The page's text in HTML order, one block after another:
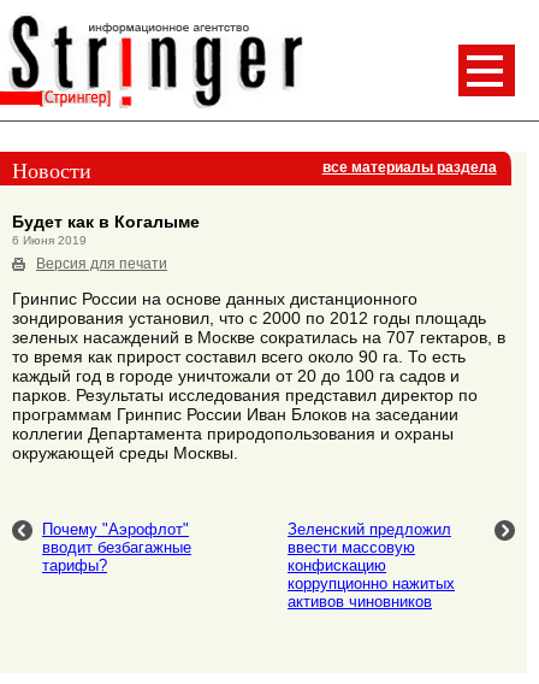
Новости все материалы раздела
Будет как в Когалыме
6 Июня 2019
Версия для печати
Гринпис России на основе данных дистанционного
зондирования установил, что с 2000 по 2012 годы площадь
зеленых насаждений в Москве сократилась на 707 гектаров, в
то время как прирост составил всего около 90 га. То есть
каждый год в городе уничтожали от 20 до 100 га садов и
парков. Результаты исследования представил директор по
программам Гринпис России Иван Блоков на заседании
коллегии Департамента природопользования и охраны
окружающей среды Москвы.
Почему "Аэрофлот"
вводит безбагажные
тарифы?
Зеленский предложил
ввести массовую
конфискацию
коррупционно нажитых
активов чиновников